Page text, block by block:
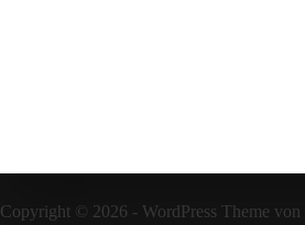
Copyright © 2026 - WordPress Theme von